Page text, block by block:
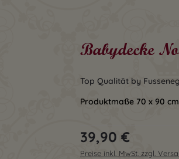
Babydecke
Top Qualität by
Produktmaße 70 x 90 cm
Regulärer Preis:
39,90 €
Preise inkl. MwSt. zzgl.